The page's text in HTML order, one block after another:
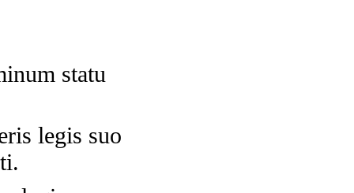
statu
legis suo